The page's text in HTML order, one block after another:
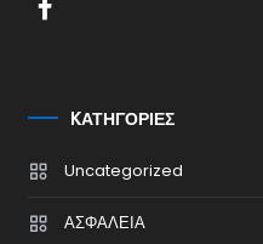
KΑΤΗΓΟΡΊΕΣ
Uncategorized
ΑΣΦΑΛΕΙΑ